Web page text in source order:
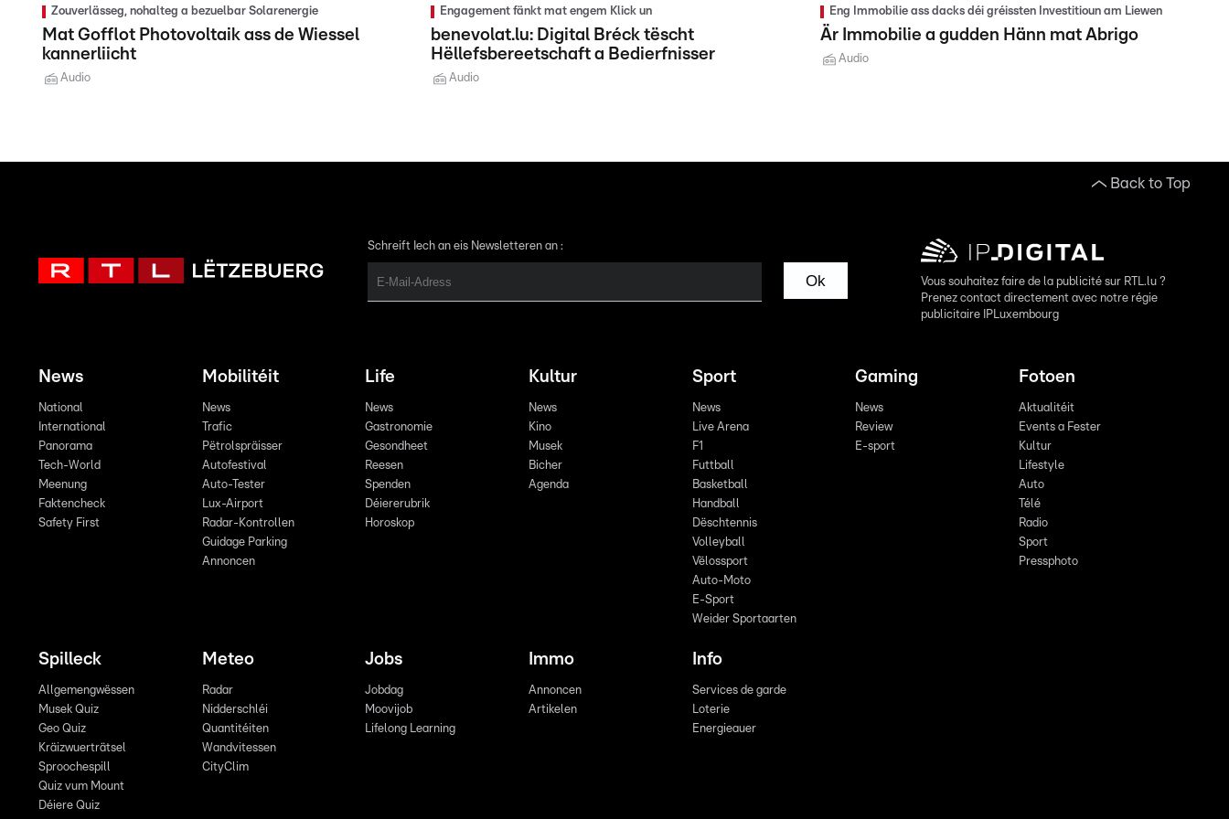
Zouverlässeg, nohalteg a bezuelbar Solarenergie
Mat Gofflot Photovoltaik ass de Wiessel
kannerliicht
Audio
Engagement fänkt mat engem Klick un
benevolat.lu: Digital Bréck tëscht
Hëllefsbereetschaft a Bedierfnisser
Audio
Eng Immobilie ass dacks déi gréissten Investitioun am Liewen
Är Immobilie a gudden Hänn mat Abrigo
Audio
Back to Top
Schreift Iech an eis Newsletteren an :
Ok
Vous souhaitez faire de la publicité sur RTL.lu ?
Prenez contact directement avec notre régie
publicitaire IPLuxembourg
News
National
International
Panorama
Tech-World
Meenung
Faktencheck
Safety First
Mobilitéit
News
Trafic
Pëtrolspräisser
Autofestival
Auto-Tester
Lux-Airport
Radar-Kontrollen
Guidage Parking
Annoncen
Life
News
Gastronomie
Gesondheet
Reesen
Spenden
Déiererubrik
Horoskop
Kultur
News
Kino
Musek
Bicher
Agenda
Sport
News
Live Arena
F1
Futtball
Basketball
Handball
Dëschtennis
Volleyball
Vëlossport
Auto-Moto
E-Sport
Weider Sportaarten
Gaming
News
Review
E-sport
Fotoen
Aktualitéit
Events a Fester
Kultur
Lifestyle
Auto
Télé
Radio
Sport
Pressphoto
Spilleck
Allgemengwëssen
Musek Quiz
Geo Quiz
Kräizwuerträtsel
Sproochespill
Quiz vum Mount
Déiere Quiz
Meteo
Radar
Nidderschléi
Quantitéiten
Wandvitessen
CityClim
Jobs
Jobdag
Moovijob
Lifelong Learning
Immo
Annoncen
Artikelen
Info
Services de garde
Loterie
Energieauer